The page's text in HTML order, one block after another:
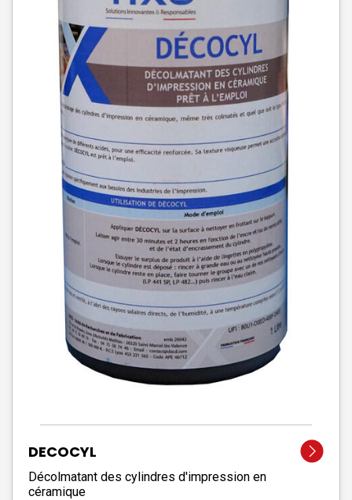
DECOCYL
Décolmatant des cylindres d'impression en
céramique